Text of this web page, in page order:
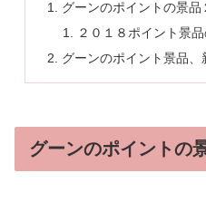
グーンのポイントの景品
２０１８ポイント景
グーンのポイント景品
グーンのポイントの